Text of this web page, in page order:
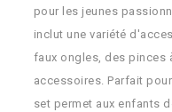
pour les jeunes
inclut une variété
faux ongles, des pinces
accessoires. Parfait
set permet aux enfants